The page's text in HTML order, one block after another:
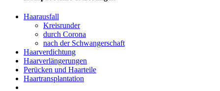
Haarausfall
Kreisrunder
durch Corona
nach der Schwangerschaft
Haarverdichtung
Haarverlängerungen
Perücken und Haarteile
Haartransplantation